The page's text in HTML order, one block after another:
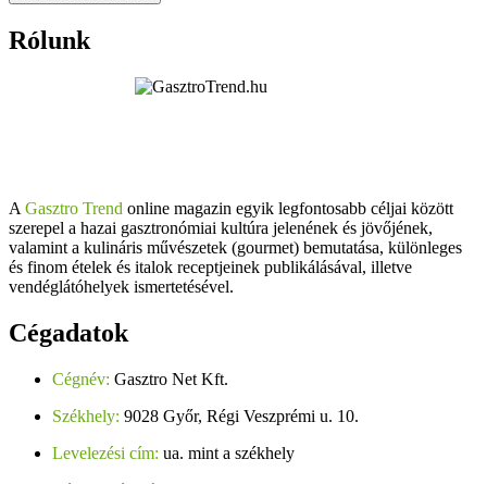
Rólunk
A Gasztro Trend online magazin egyik legfontosabb céljai között
szerepel a hazai gasztronómiai kultúra jelenének és jövőjének,
valamint a kulináris művészetek (gourmet) bemutatása, különleges
és finom ételek és italok receptjeinek publikálásával, illetve
vendéglátóhelyek ismertetésével.
Cégadatok
Cégnév: Gasztro Net Kft.
Székhely: 9028 Győr, Régi Veszprémi u. 10.
Levelezési cím: ua. mint a székhely